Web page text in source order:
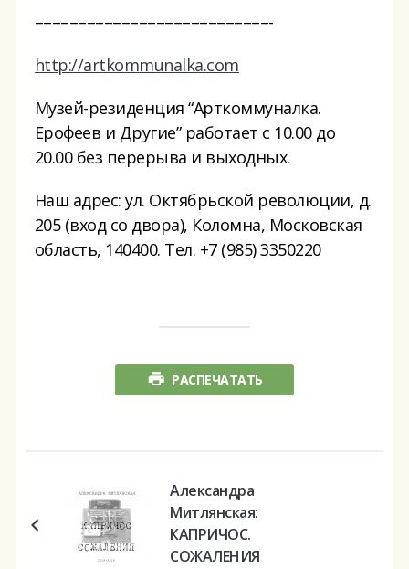
–––––––––––––––––––––––––––-
http://artkommunalka.com
Музей-резиденция “Арткоммуналка.
Ерофеев и Другие” работает с 10.00 до
20.00 без перерыва и выходных.
Наш адрес: ул. Октябрьской революции, д.
205 (вход со двора), Коломна, Московская
область, 140400. Тел. +7 (985) 3350220
РАСПЕЧАТАТЬ
Александра
Митлянская:
КАПРИЧОС.
СОЖАЛЕНИЯ